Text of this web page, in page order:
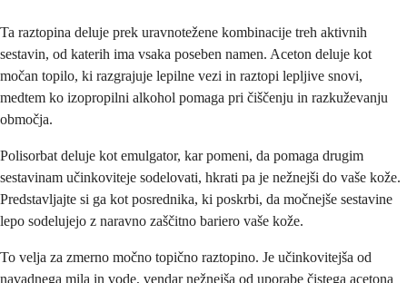
Ta raztopina deluje prek uravnotežene kombinacije treh aktivnih
sestavin, od katerih ima vsaka poseben namen. Aceton deluje kot
močan topilo, ki razgrajuje lepilne vezi in raztopi lepljive snovi,
medtem ko izopropilni alkohol pomaga pri čiščenju in razkuževanju
območja.
Polisorbat deluje kot emulgator, kar pomeni, da pomaga drugim
sestavinam učinkoviteje sodelovati, hkrati pa je nežnejši do vaše kože.
Predstavljajte si ga kot posrednika, ki poskrbi, da močnejše sestavine
lepo sodelujejo z naravno zaščitno bariero vaše kože.
To velja za zmerno močno topično raztopino. Je učinkovitejša od
navadnega mila in vode, vendar nežnejša od uporabe čistega acetona